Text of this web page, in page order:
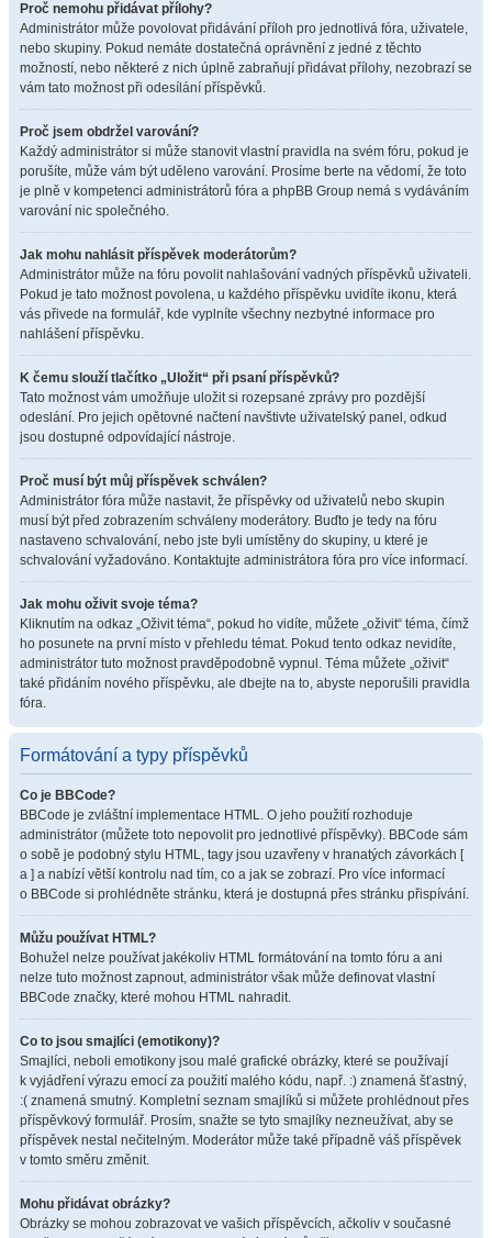
Proč nemohu přidávat přílohy?
Administrátor může povolovat přidávání příloh pro jednotlivá fóra, uživatele,
nebo skupiny. Pokud nemáte dostatečná oprávnění z jedné z těchto
možností, nebo některé z nich úplně zabraňují přidávat přílohy, nezobrazí se
vám tato možnost při odesílání příspěvků.
Proč jsem obdržel varování?
Každý administrátor si může stanovit vlastní pravidla na svém fóru, pokud je
porušíte, může vám být uděleno varování. Prosíme berte na vědomí, že toto
je plně v kompetenci administrátorů fóra a phpBB Group nemá s vydáváním
varování nic společného.
Jak mohu nahlásit příspěvek moderátorům?
Administrátor může na fóru povolit nahlašování vadných příspěvků uživateli.
Pokud je tato možnost povolena, u každého příspěvku uvidíte ikonu, která
vás přivede na formulář, kde vyplníte všechny nezbytné informace pro
nahlášení příspěvku.
K čemu slouží tlačítko „Uložit“ při psaní příspěvků?
Tato možnost vám umožňuje uložit si rozepsané zprávy pro pozdější
odeslání. Pro jejich opětovné načtení navštivte uživatelský panel, odkud
jsou dostupné odpovídající nástroje.
Proč musí být můj příspěvek schválen?
Administrátor fóra může nastavit, že příspěvky od uživatelů nebo skupin
musí být před zobrazením schváleny moderátory. Buďto je tedy na fóru
nastaveno schvalování, nebo jste byli umístěny do skupiny, u které je
schvalování vyžadováno. Kontaktujte administrátora fóra pro více informací.
Jak mohu oživit svoje téma?
Kliknutím na odkaz „Oživit téma“, pokud ho vidíte, můžete „oživit“ téma, čímž
ho posunete na první místo v přehledu témat. Pokud tento odkaz nevidíte,
administrátor tuto možnost pravděpodobně vypnul. Téma můžete „oživit“
také přidáním nového příspěvku, ale dbejte na to, abyste neporušili pravidla
fóra.
Formátování a typy příspěvků
Co je BBCode?
BBCode je zvláštní implementace HTML. O jeho použití rozhoduje
administrátor (můžete toto nepovolit pro jednotlivé příspěvky). BBCode sám
o sobě je podobný stylu HTML, tagy jsou uzavřeny v hranatých závorkách [
a ] a nabízí větší kontrolu nad tím, co a jak se zobrazí. Pro více informací
o BBCode si prohlédněte stránku, která je dostupná přes stránku přispívání.
Můžu používat HTML?
Bohužel nelze používat jakékoliv HTML formátování na tomto fóru a ani
nelze tuto možnost zapnout, administrátor však může definovat vlastní
BBCode značky, které mohou HTML nahradit.
Co to jsou smajlíci (emotikony)?
Smajlíci, neboli emotikony jsou malé grafické obrázky, které se používají
k vyjádření výrazu emocí za použití malého kódu, např. :) znamená šťastný,
:( znamená smutný. Kompletní seznam smajlíků si můžete prohlédnout přes
příspěvkový formulář. Prosím, snažte se tyto smajlíky nezneužívat, aby se
příspěvek nestal nečitelným. Moderátor může také případně váš příspěvek
v tomto směru změnit.
Mohu přidávat obrázky?
Obrázky se mohou zobrazovat ve vašich příspěvcích, ačkoliv v současné